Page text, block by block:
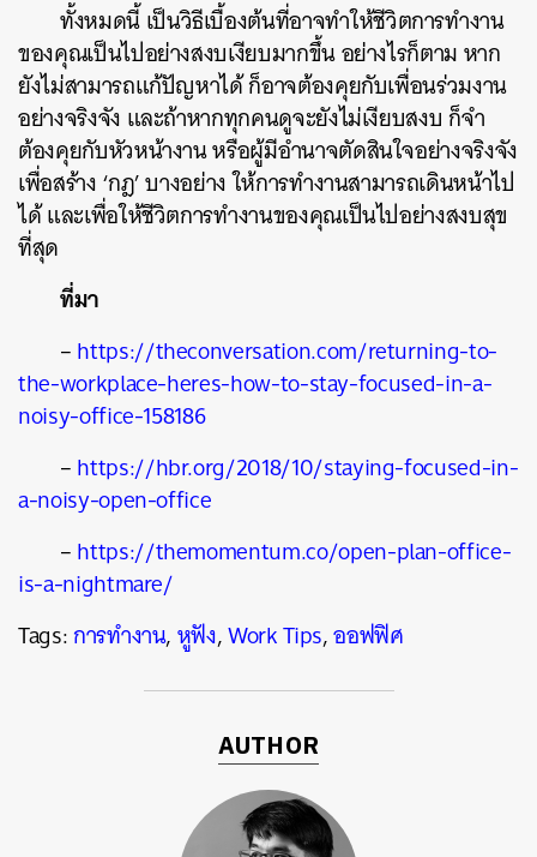
ทั้งหมดนี้ เป็นวิธีเบื้องต้นที่อาจทำให้ชีวิตการทำงาน
ของคุณเป็นไปอย่างสงบเงียบมากขึ้น อย่างไรก็ตาม หาก
ยังไม่สามารถแก้ปัญหาได้ ก็อาจต้องคุยกับเพื่อนร่วมงาน
อย่างจริงจัง และถ้าหากทุกคนดูจะยังไม่เงียบสงบ ก็จำ
ต้องคุยกับหัวหน้างาน หรือผู้มีอำนาจตัดสินใจอย่างจริงจัง
เพื่อสร้าง ‘กฎ’ บางอย่าง ให้การทำงานสามารถเดินหน้าไป
ได้ และเพื่อให้ชีวิตการทำงานของคุณเป็นไปอย่างสงบสุข
ที่สุด
ที่มา
–https://theconversation.com/returning-to-
the-workplace-heres-how-to-stay-focused-in-a-
noisy-office-158186
–https://hbr.org/2018/10/staying-focused-in-
a-noisy-open-office
–https://themomentum.co/open-plan-office-
is-a-nightmare/
Tags:การทำงาน,หูฟัง,Work Tips,ออฟฟิศ
AUTHOR